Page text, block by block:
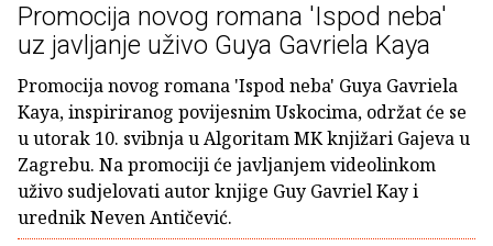
Promocija novog romana 'Ispod neba'
uz javljanje uživo Guya Gavriela Kaya
Promocija novog romana 'Ispod neba' Guya Gavriela
Kaya, inspiriranog povijesnim Uskocima, održat će se
u utorak 10. svibnja u Algoritam MK knjižari Gajeva u
Zagrebu. Na promociji će javljanjem videolinkom
uživo sudjelovati autor knjige Guy Gavriel Kay i
urednik Neven Antičević.